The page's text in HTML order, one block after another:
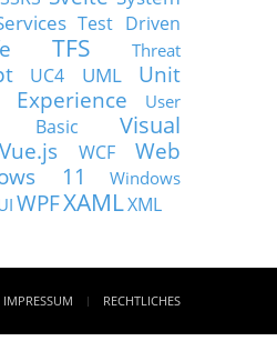
Test Driven
TFS
Threat
UC4 UML
Unit
Experience
User
Basic
Visual
Vue.js WCF
Web
11
Windows
WPFXAMLXML
IMPRESSUM RECHTLICHES